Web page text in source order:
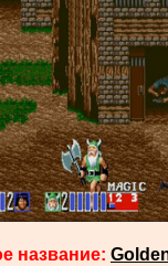
название: